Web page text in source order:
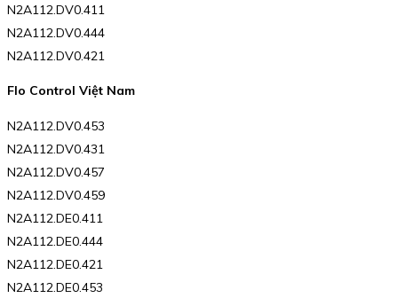
N2A112.DV0.411
N2A112.DV0.444
N2A112.DV0.421
Flo Control Việt Nam
N2A112.DV0.453
N2A112.DV0.431
N2A112.DV0.457
N2A112.DV0.459
N2A112.DE0.411
N2A112.DE0.444
N2A112.DE0.421
N2A112.DE0.453